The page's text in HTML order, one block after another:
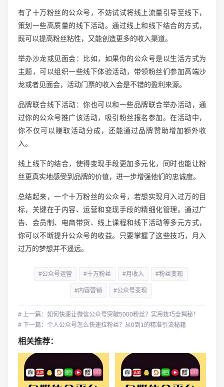
有了十万粉丝的公众号，不妨试试将线上流量引导至线下，
策划一些高质量的线下活动。通过线上和线下结合的方式，
既可以提高粉丝粘性，又能创造更多的收入渠道。
举办沙龙或见面会：比如，如果你的公众号是以生活方式为
主题，可以组织一些线下体验活动，带领粉丝们参加高端沙
龙或者见面会，活动门票的收入会是不错的盈利来源。
品牌联合线下活动：你也可以和一些品牌联合举办活动，通
过你的公众号推广该活动，吸引粉丝报名参加。在活动中，
你不仅可以赚取活动分成，还能通过品牌赞助增加额外收
入。
线上线下的结合，使得变现手段更加多元化，同时也能让粉
丝更真实地感受到品牌的价值，进一步增强他们的忠诚度。
总结起来，一个十万粉丝的公众号，若想实现月入过万的目
标，关键在于内容、运营和变现手段的精细化管理。通过广
告、会员制、电商带货、线上课程和线下活动等多元方式，
你可以不断提升公众号的收益。只要掌握了这些技巧，月入
过万的梦想并不遥远。
#公众号运营 #十万粉丝 #月收入 #粉丝变现
#内容营销 #公众号变现
# 上一篇：如何快速让微信公众号突破5000粉丝？实用技巧全揭秘！
# 下一篇：个人公众号怎么快速拉粉丝？从0到1的精准引流秘籍
相关推荐：